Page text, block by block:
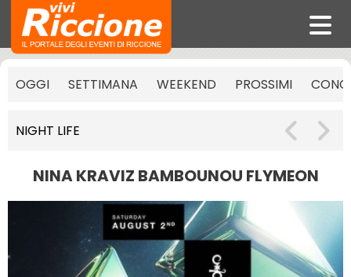
OGGI SETTIMANA WEEKEND PROSSIMI
NIGHT LIFE
NINA KRAVIZ BAMBOUNOU FLYMEON